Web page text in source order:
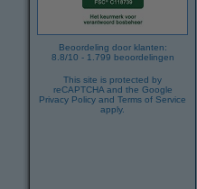
Beoordeling door klanten:
8.8/10 - 1.799 beoordelingen
This site is protected by
reCAPTCHA and the Google
Privacy Policy and Terms of Service
apply.